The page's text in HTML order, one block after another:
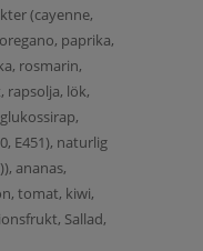
(cayenne,
paprika,
rosmarin,
rapsolja, lök,
E451), naturlig
ananas,
tomat, kiwi,
Sallad,